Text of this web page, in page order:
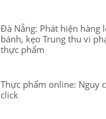
Đà Nẵng: Phát hiện hàng
bánh, kẹo Trung thu vi
thực phẩm
Thực phẩm online: Nguy
click